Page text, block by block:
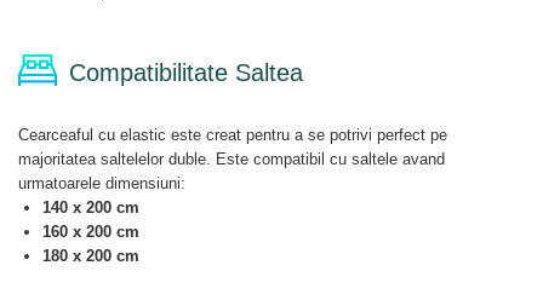
Compatibilitate Saltea
Cearceaful cu elastic este creat pentru a se potrivi perfect pe
majoritatea saltelelor duble. Este compatibil cu saltele avand
urmatoarele dimensiuni:
140 x 200 cm
160 x 200 cm
180 x 200 cm